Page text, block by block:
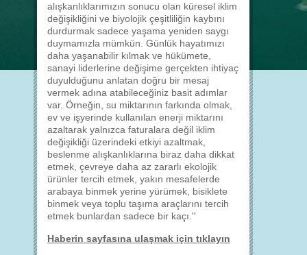
alışkanlıklarımızın sonucu olan küresel iklim
değişikliğini ve biyolojik çeşitliliğin kaybını
durdurmak sadece yaşama yeniden saygı
duymamızla mümkün. Günlük hayatımızı
daha yaşanabilir kılmak ve hükümete,
sanayi liderlerine değişime gerçekten ihtiyaç
duyulduğunu anlatan doğru bir mesaj
vermek adına atabileceğiniz basit adımlar
var. Örneğin, su miktarının farkında olmak,
ev ve işyerinde kullanılan enerji miktarını
azaltarak yalnızca faturalara değil iklim
değişikliği üzerindeki etkiyi azaltmak,
beslenme alışkanlıklarına biraz daha dikkat
etmek, çevreye daha az zararlı ekolojik
ürünler tercih etmek, yakın mesafelerde
arabaya binmek yerine yürümek, bisiklete
binmek veya toplu taşıma araçlarını tercih
etmek bunlardan sadece bir kaçı.''
Haberin sayfasına ulaşmak için tıklayın